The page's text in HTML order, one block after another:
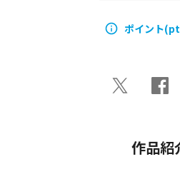
ポイント
作品紹